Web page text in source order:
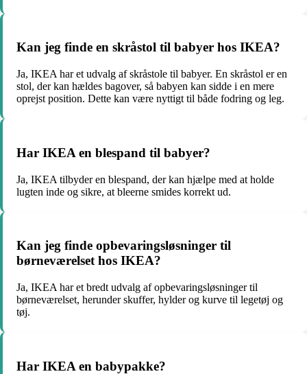
Kan jeg finde en skråstol til babyer hos IKEA?
Ja, IKEA har et udvalg af skråstole til babyer. En skråstol er en
stol, der kan hældes bagover, så babyen kan sidde i en mere
oprejst position. Dette kan være nyttigt til både fodring og leg.
Har IKEA en blespand til babyer?
Ja, IKEA tilbyder en blespand, der kan hjælpe med at holde
lugten inde og sikre, at bleerne smides korrekt ud.
Kan jeg finde opbevaringsløsninger til
børneværelset hos IKEA?
Ja, IKEA har et bredt udvalg af opbevaringsløsninger til
børneværelset, herunder skuffer, hylder og kurve til legetøj og
tøj.
Har IKEA en babypakke?